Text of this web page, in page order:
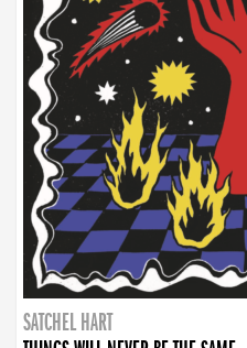
SATCHEL HART